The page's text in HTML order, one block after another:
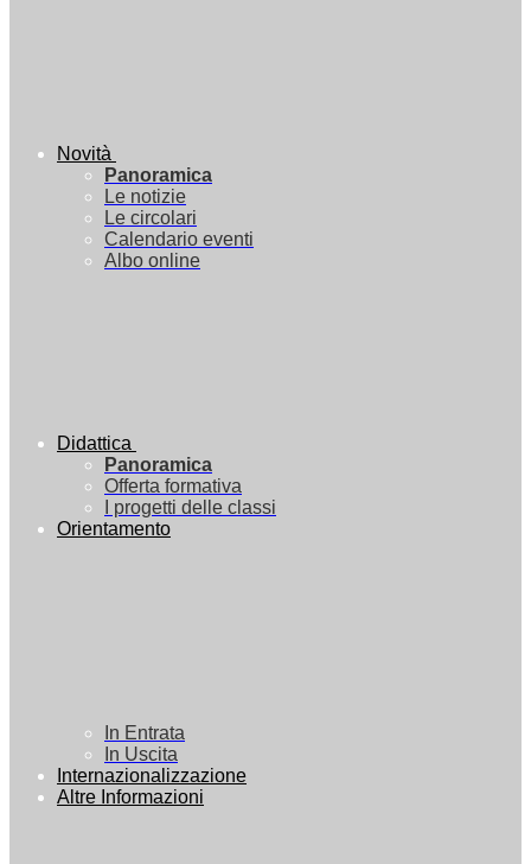
Novità
Panoramica
Le notizie
Le circolari
Calendario eventi
Albo online
Didattica
Panoramica
Offerta formativa
I progetti delle classi
Orientamento
In Entrata
In Uscita
Internazionalizzazione
Altre Informazioni